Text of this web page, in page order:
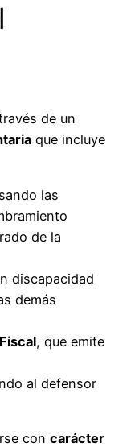
de un
que incluye
las
de la
discapacidad
demás
, que emite
al defensor
con carácter